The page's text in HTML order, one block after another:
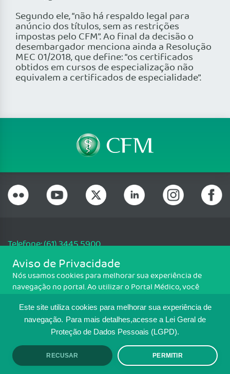
Este site utiliza cookies para melhorar sua experiência de
navegação. Para mais detalhes,acesse a Lei Geral de
Proteção de Dados Pessoais (LGPD).
RECUSAR PERMITIR
Segundo ele, “não há respaldo legal para
anúncio dos títulos, sem as restrições
impostas pelo CFM”. Ao final da decisão o
desembargador menciona ainda a Resolução
MEC 01/2018, que define: “os certificados
obtidos em cursos de especialização não
equivalem a certificados de especialidade”.
Telefone: (61) 3445 5900
Email: cfm@portalmedico.org.br
SGAS 616, Conjunto D, Lote 115, L2 Sul, Brasília/DF - CEP: 70200-760 -
CNPJ: 33.583.550/0001-30
MAPA DO SITE
TRANSPARÊNCIA E PRESTAÇÃO DE
CONTAS
Aviso de Privacidade
Nós usamos cookies para melhorar sua experiência de
navegação no portal. Ao utilizar o Portal Médico, você
Para ter mais informações sobre como isso é feito, acesse
Política de cookies. Se você concorda, clique em ACEITO.
ACEITO